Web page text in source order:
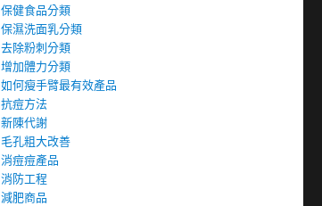
保健食品分類
保濕洗面乳分類
去除粉刺分類
增加體力分類
如何瘦手臂最有效產品
抗痘方法
新陳代謝
毛孔粗大改善
消痘痘產品
消防工程
減肥商品